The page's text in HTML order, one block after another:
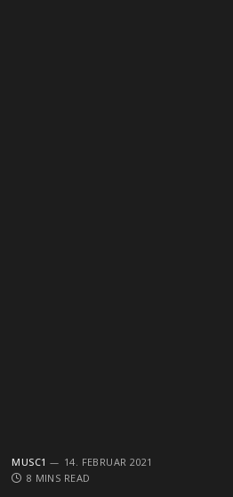
MUSC1
14. FEBRUAR 2021
8 MINS READ